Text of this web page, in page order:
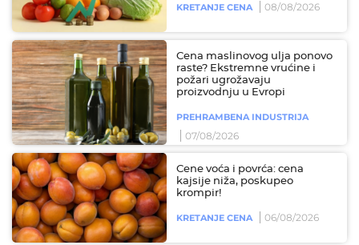
KRETANJE CENA 08/08/2026
Cena maslinovog ulja ponovo
raste? Ekstremne vrućine i
požari ugrožavaju
proizvodnju u Evropi
PREHRAMBENA INDUSTRIJA
07/08/2026
Cene voća i povrća: cena
kajsije niža, poskupeo
krompir!
KRETANJE CENA 06/08/2026